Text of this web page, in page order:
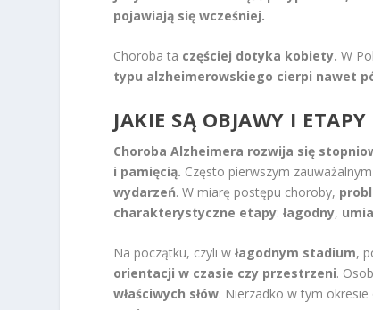
pojawiają się wcześniej.
Choroba ta częściej dotyka kobiety. W
typu alzheimerowskiego cierpi nawet
JAKIE SĄ OBJAWY I
Choroba Alzheimera rozwija się
i pamięcią. Często pierwszym
wydarzeń. W miarę postępu choroby,
charakterystyczne etapy:łagodny,
Na początku, czyli włagodnym stadium,
orientacji w czasie czy przestrzeni.
właściwych słów. Nierzadko w tym